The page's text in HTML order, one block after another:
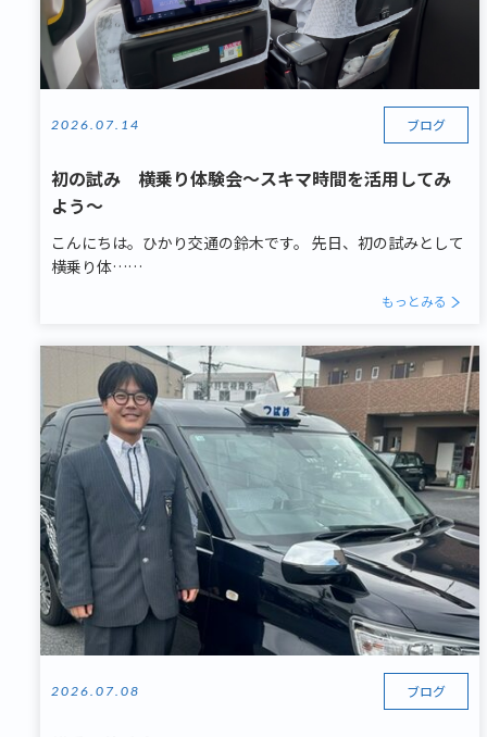
2026.07.14 ブログ
初の試み 横乗り体験会～スキマ時間を活用してみ
よう～
こんにちは。ひかり交通の鈴木です。 先日、初の試みとして
横乗り体……
もっとみる
2026.07.08 ブログ